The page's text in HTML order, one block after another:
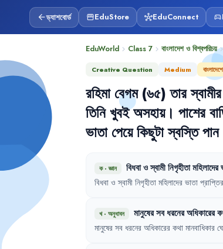
arrow_backড্যাশবোর্ড storefrontEduStore hubEduConnect sports_esports
EduWorld chevron_right Class 7 chevron_right বাংলাদেশ ও বিশ্বপরিচয়
Creative Question Medium
রহিমা বেগম (৬৫) তার স্বামীর
তিনি খুবই অসহায়। পাশের
ভাতা পেয়ে কিছুটা স্বস্তি পান
ক·জ্ঞান বিধবাওস্বামীনিগৃহীতামহিলাদের
বিধবা ও স্বামী নিগৃহীতা মহিলাদের ভাতা প্রাপ্তির
খ· অনুধাবন মানুষেরসবধরনেরঅধিকারের
মানুষের সব ধরনের অধিকারের কথা মানবাধিকার